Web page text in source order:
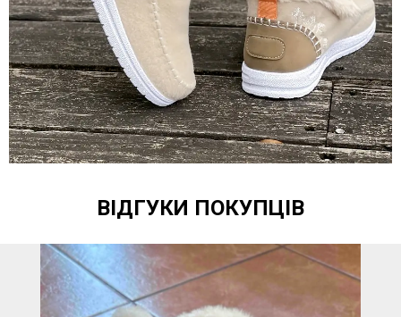
ВІДГУКИ ПОКУПЦІВ